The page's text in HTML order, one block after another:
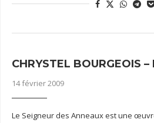
CHRYSTEL BOURGEOIS
14 février 2009
Le Seigneur des Anneaux est une